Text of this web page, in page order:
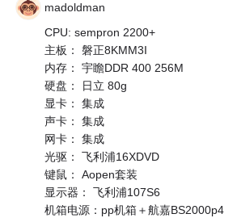
madoldman
CPU: sempron 2200+
主板： 磐正8KMM3I
内存： 宇瞻DDR 400 256M
硬盘： 日立 80g
显卡： 集成
声卡： 集成
网卡： 集成
光驱： 飞利浦16XDVD
键鼠： Aopen套装
显示器： 飞利浦107S6
机箱电源：pp机箱＋航嘉BS2000p4